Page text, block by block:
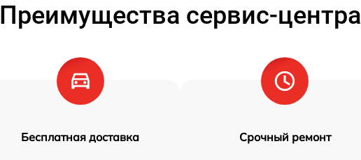
Преимущества сервис-центра
Бесплатная доставка Срочный ремонт